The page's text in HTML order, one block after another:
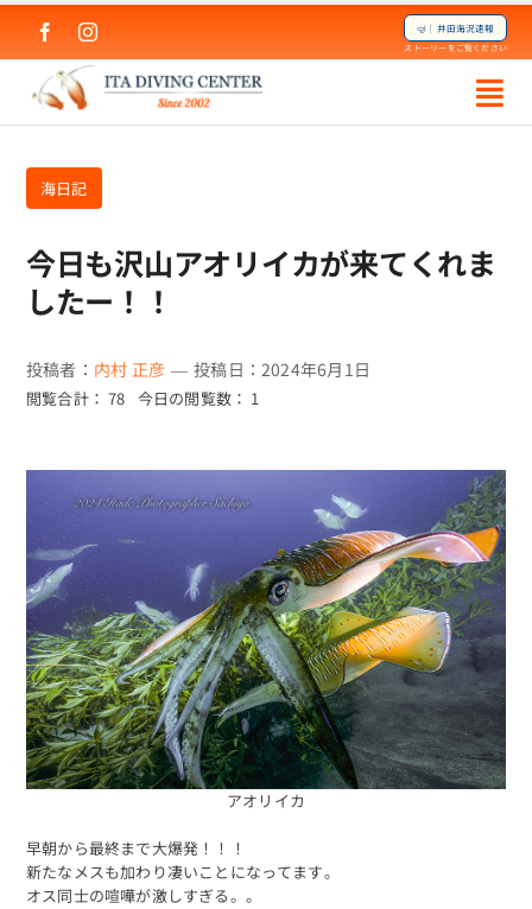
content
🤿｜井田海況速報
ストーリーをご覧ください
海日記
今日も沢山アオリイカが来てくれま
したー！！
投稿者： 内村 正彦 — 投稿日：2024年6月1日
閲覧合計： 78 今日の閲覧数： 1
アオリイカ
早朝から最終まで大爆発！！！
新たなメスも加わり凄いことになってます。
オス同士の喧嘩が激しすぎる。。